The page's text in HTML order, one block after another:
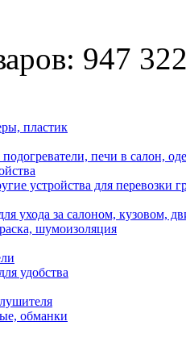
947
пластик
печи в салон,
устройства для перевозки
ухода за салоном, кузовом,
шумоизоляция
удобства
обманки